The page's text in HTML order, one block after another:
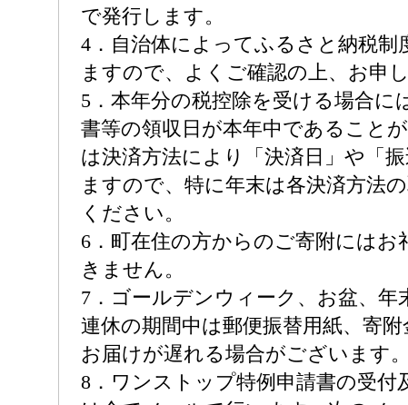
で発行します。
4．自治体によってふるさと納税制
ますので、よくご確認の上、お申
5．本年分の税控除を受ける場合に
書等の領収日が本年中であること
は決済方法により「決済日」や「
ますので、特に年末は各決済方法
ください。
6．町在住の方からのご寄附にはお
きません。
7．ゴールデンウィーク、お盆、年
連休の期間中は郵便振替用紙、寄
お届けが遅れる場合がございます。
8．ワンストップ特例申請書の受付